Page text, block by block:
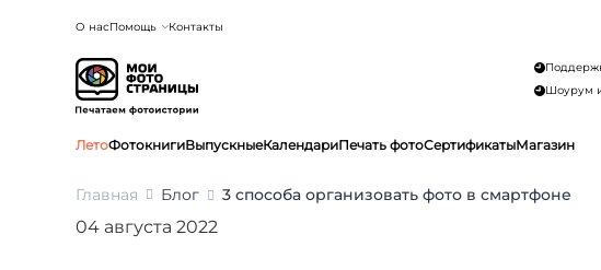
О насПомощь Контакты
Шоурум
ЛетоФотокнигиВыпускныеКалендариПечать фотоСертификатыМагазин
Главная Блог 3 способа организовать фото в смартфоне
04 августа 2022